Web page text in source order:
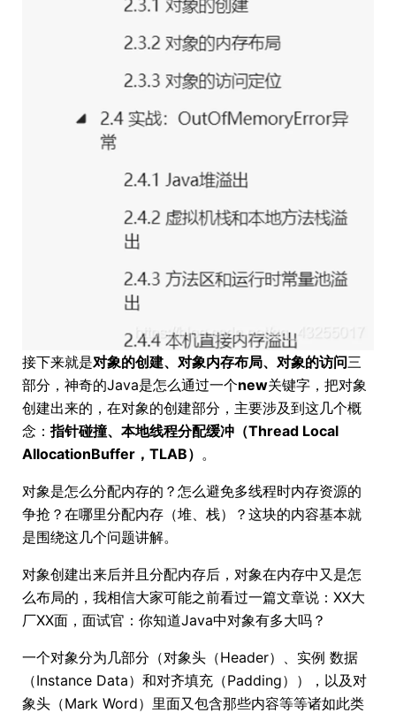
接下来就是对象的创建、对象内存布局、对象的访问三
部分，神奇的Java是怎么通过一个new关键字，把对象
创建出来的，在对象的创建部分，主要涉及到这几个概
念：指针碰撞、本地线程分配缓冲（Thread Local
AllocationBuffer，TLAB） 。
对象是怎么分配内存的？怎么避免多线程时内存资源的
争抢？在哪里分配内存（堆、栈）？这块的内容基本就
是围绕这几个问题讲解。
对象创建出来后并且分配内存后，对象在内存中又是怎
么布局的，我相信大家可能之前看过一篇文章说：XX大
厂XX面，面试官：你知道Java中对象有多大吗？
一个对象分为几部分（对象头（Header）、实例 数据
（Instance Data）和对齐填充（Padding）），以及对
象头（Mark Word）里面又包含那些内容等等诸如此类